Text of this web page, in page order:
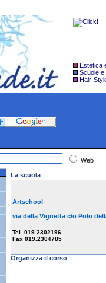
Estetica
Scuole e
Hair-
Web
La scuola
Artschool
via della Vignetta c/o Polo
Tel. 019.2302196
Fax 019.2304785
Organizza il corso